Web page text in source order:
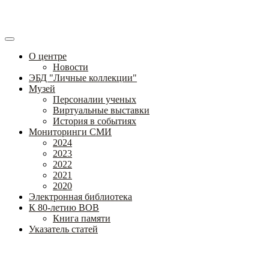
О центре
Новости
ЭБД "Личные коллекции"
Музей
Персоналии ученых
Виртуальные выставки
История в событиях
Мониторинги СМИ
2024
2023
2022
2021
2020
Электронная библиотека
К 80-летию ВОВ
Книга памяти
Указатель статей